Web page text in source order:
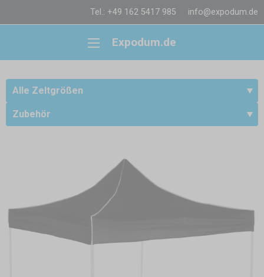
Tel.: +49 162 5417 985 info@expodum.de
Expodum.de
Alle Zeltgrößen
Zubehör